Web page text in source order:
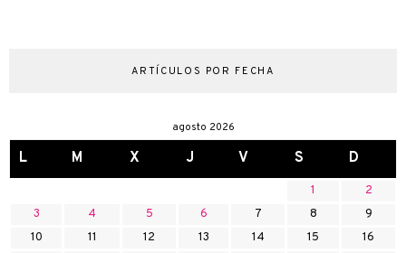
ARTÍCULOS POR FECHA
agosto 2026
L M X J V S D
1
2
3
4 5 6 7 8
9
10
11 12 13 14 15
16